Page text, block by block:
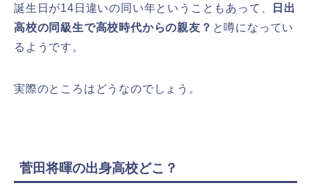
誕生日が14日違いの同い年ということもあって、
日出
高校の同級生で高校時代からの親友？ と噂になってい
るようです。
実際のところはどうなのでしょう。
菅田将暉の出身高校どこ？